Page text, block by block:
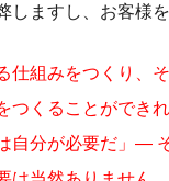
ますし、お客様
仕組みをつくり、
つくることができ
自分が必要だ」―